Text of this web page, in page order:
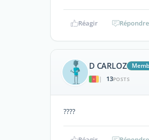
Réagir Répondre
D CARLOZ
|
13POSTS
????